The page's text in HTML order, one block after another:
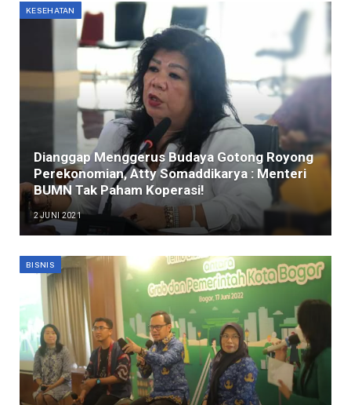
KESEHATAN
Dianggap Menggerus Budaya Gotong Royong
Perekonomian, Atty Somaddikarya : Menteri
BUMN Tak Paham Koperasi!
2 JUNI 2021
BISNIS